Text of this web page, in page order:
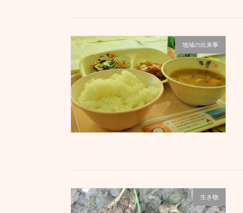
地域の出来事
生き物